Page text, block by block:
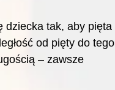
dziecka tak, aby pięta
od pięty do tego
– zawsze